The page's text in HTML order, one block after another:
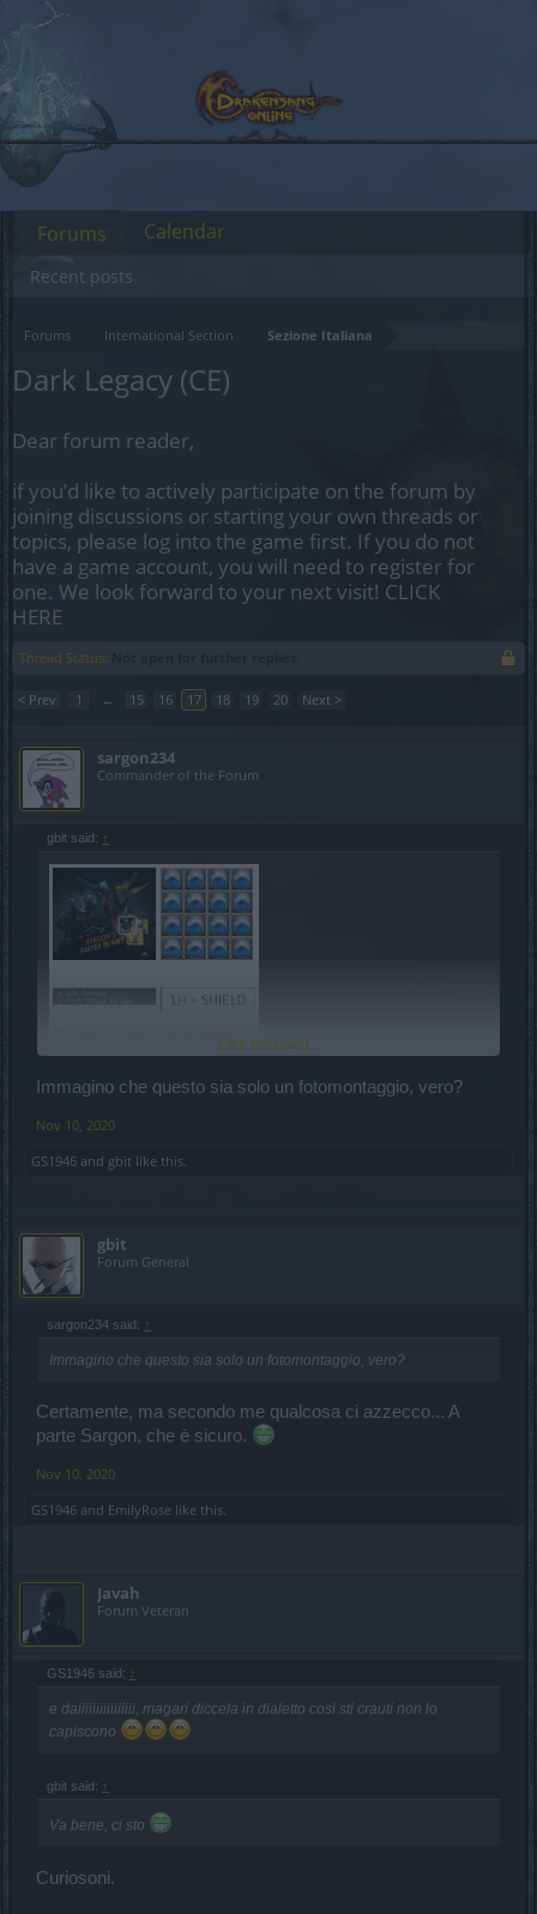
Forums International Section Sezione Italiana
Dark Legacy (CE)
Dear forum reader,
if you’d like to actively participate on the forum by
joining discussions or starting your own threads or
topics, please log into the game first. If you do not
have a game account, you will need to register for
one. We look forward to your next visit! CLICK
HERE
Thread Status:
< Prev 1 ← 15 16 17 18 19 20 Next >
sargon234
Commander of the Forum
gbit said: ↑
Click to expand...
Immagino che questo sia solo un fotomontaggio, vero?
Nov 10, 2020
GS1946 and gbit like this.
gbit
Forum General
sargon234 said: ↑
Immagino che questo sia solo un fotomontaggio, vero?
Certamente, ma secondo me qualcosa ci azzecco... A
parte Sargon, che è sicuro.
Nov 10, 2020
GS1946 and EmilyRose like this.
Javah
Forum Veteran
GS1946 said: ↑
e daiiiiiiiiiiiiiiii, magari diccela in dialetto cosi sti crauti non lo
capiscono
.
gbit said: ↑
Va bene, ci sto
Curiosoni.
Forums
Recent posts
Calendar